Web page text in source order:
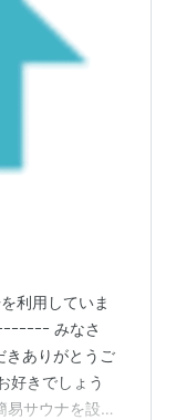
利用していま
ｰｰｰｰｰ みなさ
きありがとうご
好きでしょう
サウナを設置